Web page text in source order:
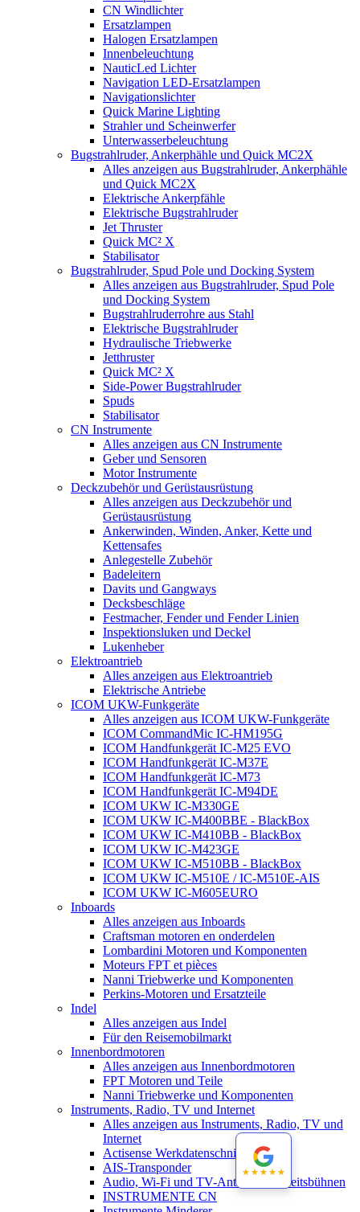
CN Windlichter
Ersatzlampen
Halogen Ersatzlampen
Innenbeleuchtung
NauticLed Lichter
Navigation LED-Ersatzlampen
Navigationslichter
Quick Marine Lighting
Strahler und Scheinwerfer
Unterwasserbeleuchtung
Bugstrahlruder, Ankerphähle und Quick MC2X
Alles anzeigen aus Bugstrahlruder, Ankerphähle
und Quick MC2X
Elektrische Ankerpfähle
Elektrische Bugstrahlruder
Jet Thruster
Quick MC² X
Stabilisator
Bugstrahlruder, Spud Pole und Docking System
Alles anzeigen aus Bugstrahlruder, Spud Pole
und Docking System
Bugstrahlruderrohre aus Stahl
Elektrische Bugstrahlruder
Hydraulische Triebwerke
Jetthruster
Quick MC² X
Side-Power Bugstrahlruder
Spuds
Stabilisator
CN Instrumente
Alles anzeigen aus CN Instrumente
Geber und Sensoren
Motor Instrumente
Deckzubehör und Gerüstausrüstung
Alles anzeigen aus Deckzubehör und
Gerüstausrüstung
Ankerwinden, Winden, Anker, Kette und
Kettensafes
Anlegestelle Zubehör
Badeleitern
Davits und Gangways
Decksbeschläge
Festmacher, Fender und Fender Linien
Inspektionsluken und Deckel
Lukenheber
Elektroantrieb
Alles anzeigen aus Elektroantrieb
Elektrische Antriebe
ICOM UKW-Funkgeräte
Alles anzeigen aus ICOM UKW-Funkgeräte
ICOM CommandMic IC-HM195G
ICOM Handfunkgerät IC-M25 EVO
ICOM Handfunkgerät IC-M37E
ICOM Handfunkgerät IC-M73
ICOM Handfunkgerät IC-M94DE
ICOM UKW IC-M330GE
ICOM UKW IC-M400BBE - BlackBox
ICOM UKW IC-M410BB - BlackBox
ICOM UKW IC-M423GE
ICOM UKW IC-M510BB - BlackBox
ICOM UKW IC-M510E / IC-M510E-AIS
ICOM UKW IC-M605EURO
Inboards
Alles anzeigen aus Inboards
Craftsman motoren en onderdelen
Lombardini Motoren und Komponenten
Moteurs FPT et pièces
Nanni Triebwerke und Komponenten
Perkins-Motoren und Ersatzteile
Indel
Alles anzeigen aus Indel
Für den Reisemobilmarkt
Innenbordmotoren
Alles anzeigen aus Innenbordmotoren
FPT Motoren und Teile
Nanni Triebwerke und Komponenten
Instruments, Radio, TV und Internet
Alles anzeigen aus Instruments, Radio, TV und
Internet
Actisense Werkdatenschnitt
AIS-Transponder
Audio, Wi-Fi und TV-Antennen-Arbeitsbühnen
INSTRUMENTE CN
★★★★★
★★★★★